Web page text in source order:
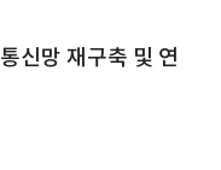
신망 재구축 및 연